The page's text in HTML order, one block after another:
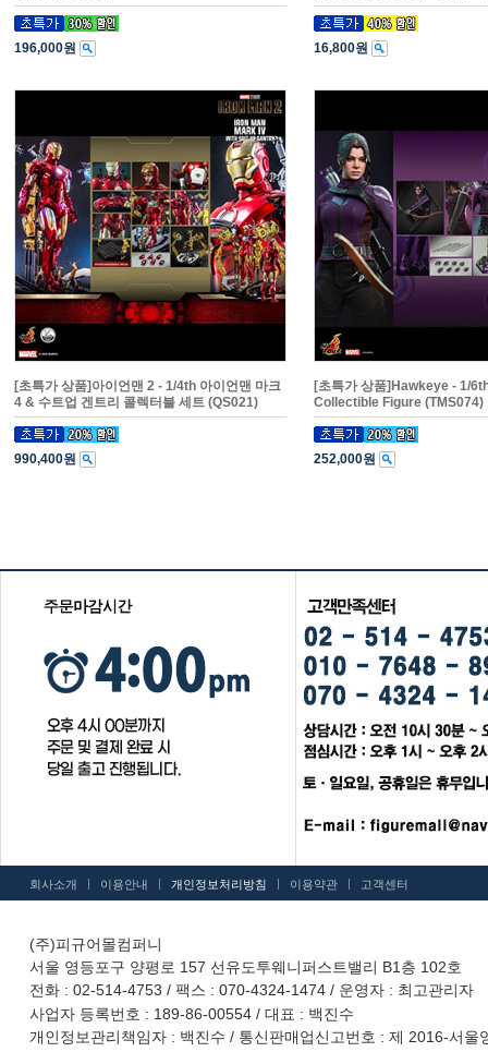
196,000원 16,800원
[초특가 상품]아이언맨 2 - 1/4th 아이언맨 마크
4 & 수트업 겐트리 콜렉터블 세트 (QS021)
990,400원
[초특가 상품]Hawkeye - 1/
Collectible Figure (TMS074)
252,000원
회사소개 | 이용안내 | 개인정보처리방침 | 이용약관 | 고객센터
(주)피규어몰컴퍼니
서울 영등포구 양평로 157 선유도투웨니퍼스트밸리 B1층 102호
전화 : 02-514-4753 / 팩스 : 070-4324-1474 / 운영자 : 최고관리자
사업자 등록번호 : 189-86-00554 / 대표 : 백진수
개인정보관리책임자 : 백진수 / 통신판매업신고번호 : 제 2016-서울